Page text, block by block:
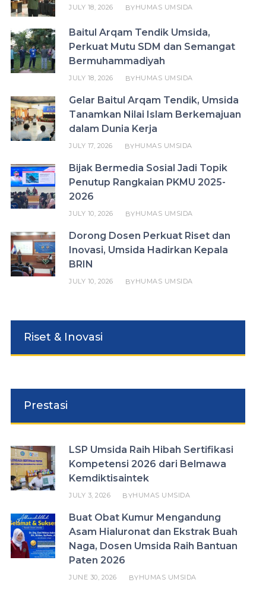
JULY 18, 2026 BYHUMAS UMSIDA
Baitul Arqam Tendik Umsida,
Perkuat Mutu SDM dan Semangat
Bermuhammadiyah
JULY 18, 2026 BYHUMAS UMSIDA
Gelar Baitul Arqam Tendik, Umsida
Tanamkan Nilai Islam Berkemajuan
dalam Dunia Kerja
JULY 17, 2026 BYHUMAS UMSIDA
Bijak Bermedia Sosial Jadi Topik
Penutup Rangkaian PKMU 2025-
2026
JULY 10, 2026 BYHUMAS UMSIDA
Dorong Dosen Perkuat Riset dan
Inovasi, Umsida Hadirkan Kepala
BRIN
JULY 10, 2026 BYHUMAS UMSIDA
Riset & Inovasi
Prestasi
LSP Umsida Raih Hibah Sertifikasi
Kompetensi 2026 dari Belmawa
Kemdiktisaintek
JULY 3, 2026 BYHUMAS UMSIDA
Buat Obat Kumur Mengandung
Asam Hialuronat dan Ekstrak Buah
Naga, Dosen Umsida Raih Bantuan
Paten 2026
JUNE 30, 2026 BYHUMAS UMSIDA